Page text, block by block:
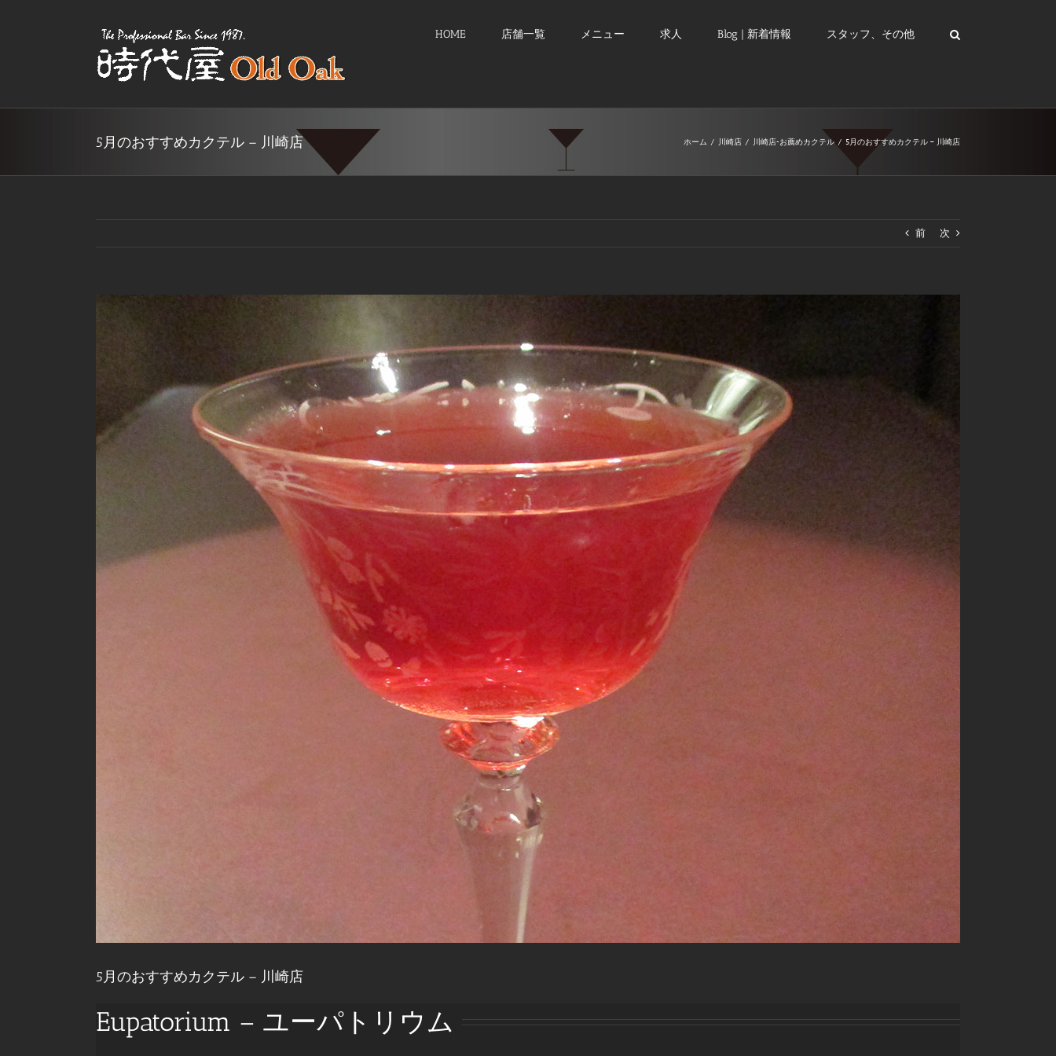
HOME 店舗一覧 メニュー 求人 Blog | 新着情報 スタッフ、その他
5月のおすすめカクテル – 川崎店 ホーム / 川崎店 / 川崎店-お薦めカクテル / 5月のおすすめカクテル – 川崎店
前 次
5月のおすすめカクテル – 川崎店
Eupatorium – ユーパトリウム